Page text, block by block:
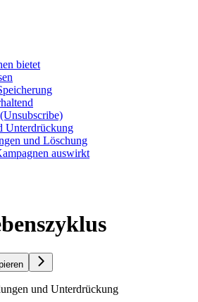
bietet
Unterdrückung
und Löschung
auswirkt
und Unterdrückung